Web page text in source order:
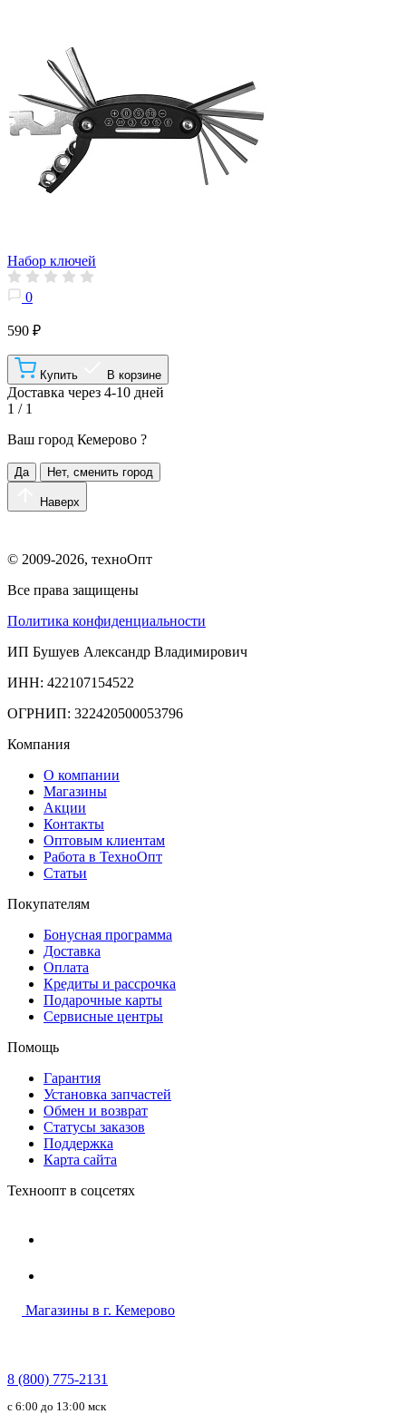
Набор ключей
0
590 ₽
Купить В корзине
Доставка через 4-10 дней
1 / 1
Ваш город Кемерово ?
Да Нет, сменить город
Наверх
© 2009-2026, техноОпт
Все права защищены
Политика конфиденциальности
ИП Бушуев Александр Владимирович
ИНН: 422107154522
ОГРНИП: 322420500053796
Компания
О компании
Магазины
Акции
Контакты
Оптовым клиентам
Работа в ТехноОпт
Статьи
Покупателям
Бонусная программа
Доставка
Оплата
Кредиты и рассрочка
Подарочные карты
Сервисные центры
Помощь
Гарантия
Установка запчастей
Обмен и возврат
Статусы заказов
Поддержка
Карта сайта
Техноопт в соцсетях
Магазины в г. Кемерово
8 (800) 775-2131
c 6:00 до 13:00 мск